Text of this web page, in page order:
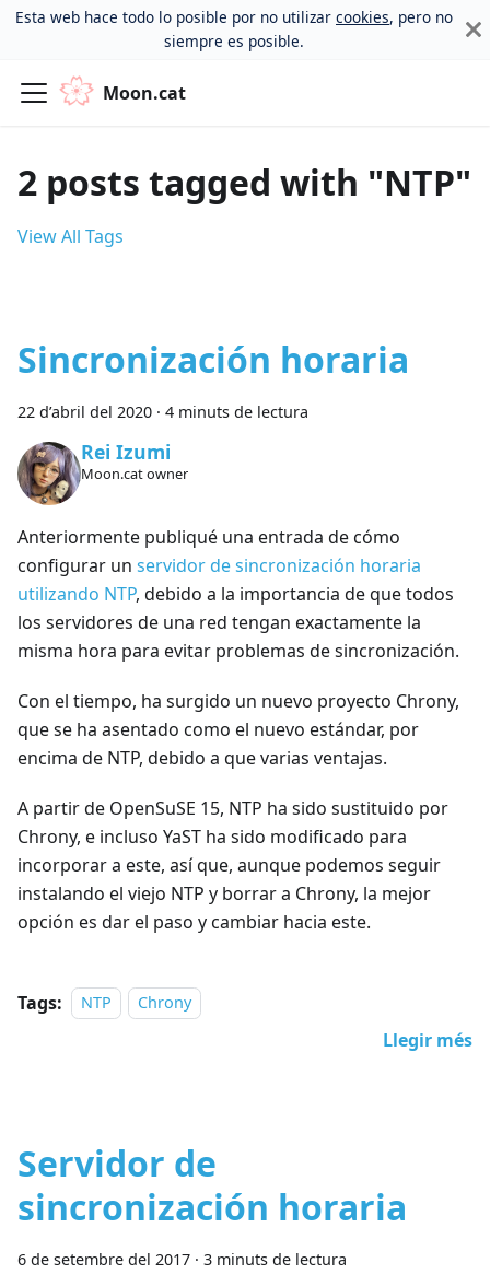
Esta web hace todo lo posible por no utilizar cookies, pero no
siempre es posible.
Moon.cat
2 posts tagged with "NTP"
View All Tags
Sincronización horaria
22 d’abril del 2020 · 4 minuts de lectura
Rei Izumi
Moon.cat owner
Anteriormente publiqué una entrada de cómo
configurar un servidor de sincronización horaria
utilizando NTP, debido a la importancia de que todos
los servidores de una red tengan exactamente la
misma hora para evitar problemas de sincronización.
Con el tiempo, ha surgido un nuevo proyecto Chrony,
que se ha asentado como el nuevo estándar, por
encima de NTP, debido a que varias ventajas.
A partir de OpenSuSE 15, NTP ha sido sustituido por
Chrony, e incluso YaST ha sido modificado para
incorporar a este, así que, aunque podemos seguir
instalando el viejo NTP y borrar a Chrony, la mejor
opción es dar el paso y cambiar hacia este.
Tags: NTP Chrony
Llegir més
Servidor de
sincronización horaria
6 de setembre del 2017 · 3 minuts de lectura